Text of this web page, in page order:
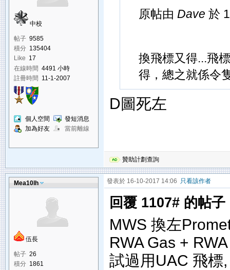
中校
帖子 9585
積分 135404
Like 17
在線時間 4491 小時
註冊時間 11-1-2007
個人空間
發短消息
加為好友
當前離線
原帖由 Dave 於
換飛標又得...飛
得，總之就係令
D圖死左
贊助計劃查詢
Mea10lh
伍長
帖子 26
積分 1861
發表於 16-10-2017 14:06 只看該作者
回覆 1107# 的帖子
MWS 換左
RWA Gas +
試過用UAC 飛標